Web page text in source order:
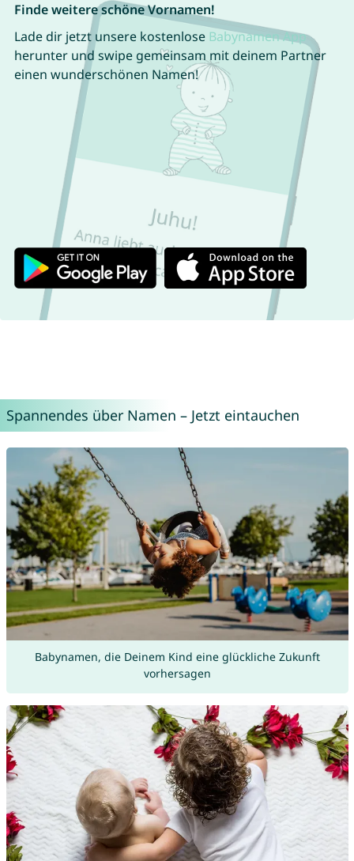
Finde weitere schöne Vornamen!
Lade dir jetzt unsere kostenlose Babynamen App
herunter und swipe gemeinsam mit deinem Partner
einen wunderschönen Namen!
Spannendes über Namen – Jetzt eintauchen
Babynamen, die Deinem Kind eine glückliche Zukunft
vorhersagen